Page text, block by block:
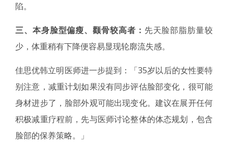
陷。
三、本身脸型偏瘦、颧骨较高者： 先天脸部脂肪量较
少，体重稍有下降便容易显现轮廓流失感。
佳思优韩立明医师进一步提到：「35岁以后的女性要特
别注意，减重计划如果没有同步评估脸部变化，很可能
身材进步了，脸部外观可能出现变化。建议在展开任何
积极减重疗程前，先与医师讨论整体的体态规划，包含
脸部的保养策略。」